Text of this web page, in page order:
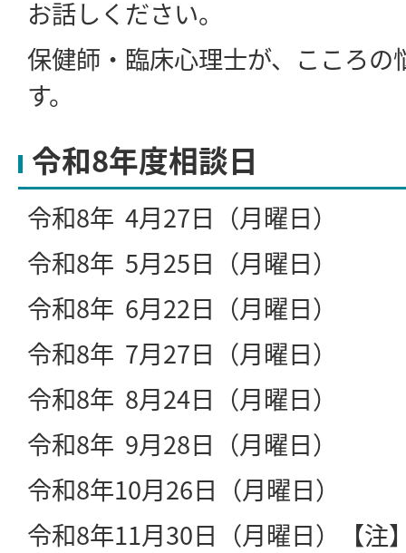
お話しください。
保健師・臨床心理士が、こころの
す。
令和8年度相談日
令和8年 4月27日（月曜日）
令和8年 5月25日（月曜日）
令和8年 6月22日（月曜日）
令和8年 7月27日（月曜日）
令和8年 8月24日（月曜日）
令和8年 9月28日（月曜日）
令和8年10月26日（月曜日）
令和8年11月30日（月曜日）【注